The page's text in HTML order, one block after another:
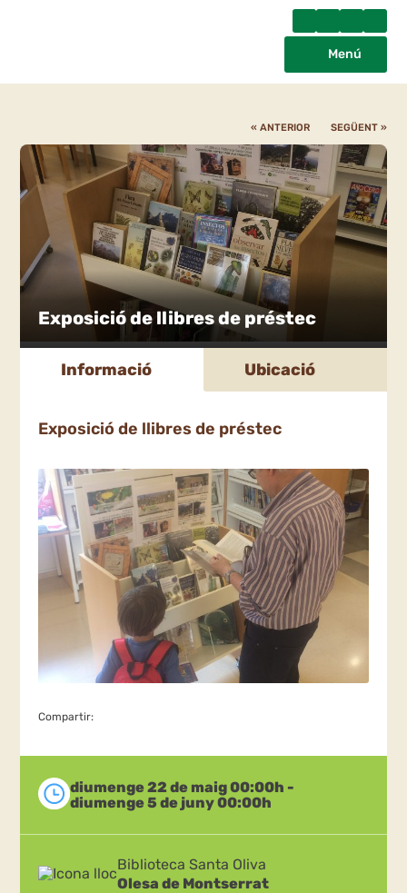
Menú
« ANTERIOR SEGÜENT »
Exposició de llibres de préstec
Informació Ubicació
Exposició de llibres de préstec
Compartir:
diumenge 22 de maig 00:00h -
diumenge 5 de juny 00:00h
Biblioteca Santa Oliva
Olesa de Montserrat